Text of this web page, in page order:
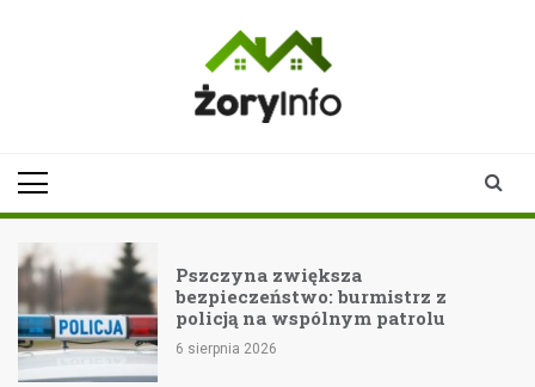
Pszczyna zwiększa
bezpieczeństwo: burmistrz z
policją na wspólnym patrolu
6 sierpnia 2026